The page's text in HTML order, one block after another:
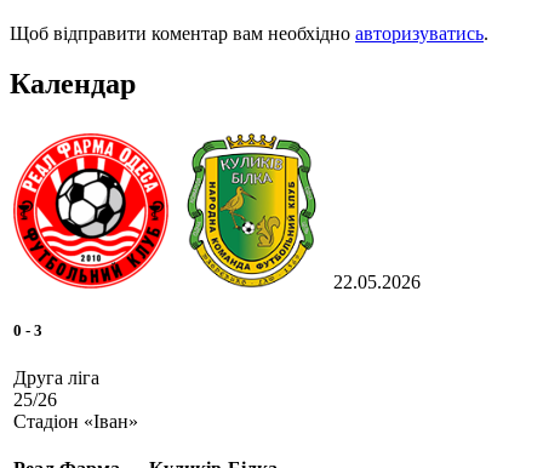
Щоб відправити коментар вам необхідно авторизуватись.
Календар
22.05.2026
0 - 3
Друга ліга
25/26
Стадіон «Іван»